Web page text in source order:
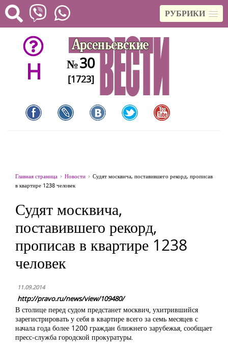
РУБРИКИ
H №30
[1723]
Главная страница Новости
Судят москвича, поставившего рекорд, прописав
в квартире 1238 человек
Судят москвича,
поставившего рекорд,
прописав в квартире 1238
человек
11.09.2014
http://pravo.ru/news/view/109480/
В столице перед судом предстанет москвич, ухитрившийся
зарегистрировать у себя в квартире всего за семь месяцев с
начала года более 1200 граждан ближнего зарубежья, сообщает
пресс-служба городской прокуратуры.